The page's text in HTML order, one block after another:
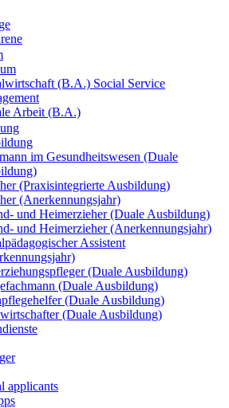
(B.A.) Social Service
Arbeit (B.A.)
im Gesundheitswesen (Duale
(Praxisintegrierte Ausbildung)
(Anerkennungsjahr)
und Heimerzieher (Duale Ausbildung)
und Heimerzieher (Anerkennungsjahr)
Assistent
(Duale Ausbildung)
(Duale Ausbildung)
(Duale Ausbildung)
(Duale Ausbildung)
applicants